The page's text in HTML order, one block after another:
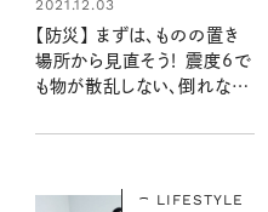
2021.12.03
【防災】 まずは、ものの置き
場所から見直そう！ 震度6で
も物が散乱しない、倒れな
ッド5選
LIFESTYLE